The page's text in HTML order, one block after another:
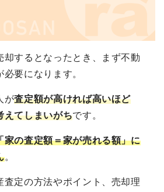
却するとなったとき、まず不動
要になります。
が査定額が高ければ高いほど
えてしまいがちです。
家の査定額＝家が売れる額」に
。
査定の方法やポイント、売却理